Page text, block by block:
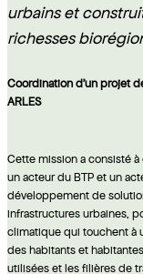
urbains et
richesses
Coordination d'un projet
ARLES
Cette mission a consisté
un acteur du BTP et un
développement de
infrastructures urbaines,
climatique qui touchent à
des habitants et
utilisées et les filières de